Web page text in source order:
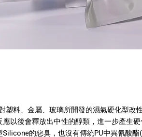
塑料、金屬、玻璃所開發的濕氣硬化型改
應以後會釋放出中性的醇類，進一步產生
Silicone的惡臭，也沒有傳統PU中異氰酸酯